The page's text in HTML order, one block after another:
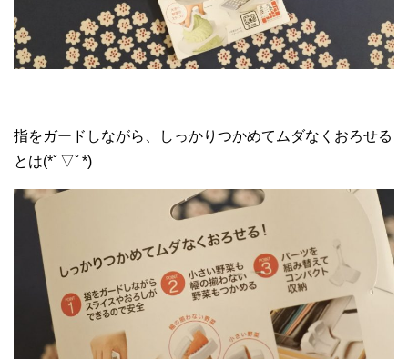
指をガードしながら、しっかりつかめてムダなくおろせる
とは(*ﾟ▽ﾟ*)